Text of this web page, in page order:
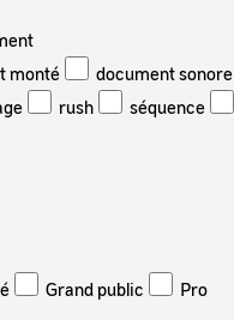
monté
document sonore
rush
séquence
Grand public Pro